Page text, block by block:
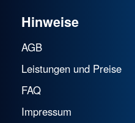
Hinweise
AGB
Leistungen und Preise
FAQ
Impressum